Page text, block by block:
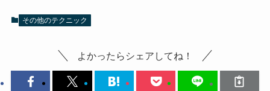
その他のテクニック
よかったらシェアしてね！